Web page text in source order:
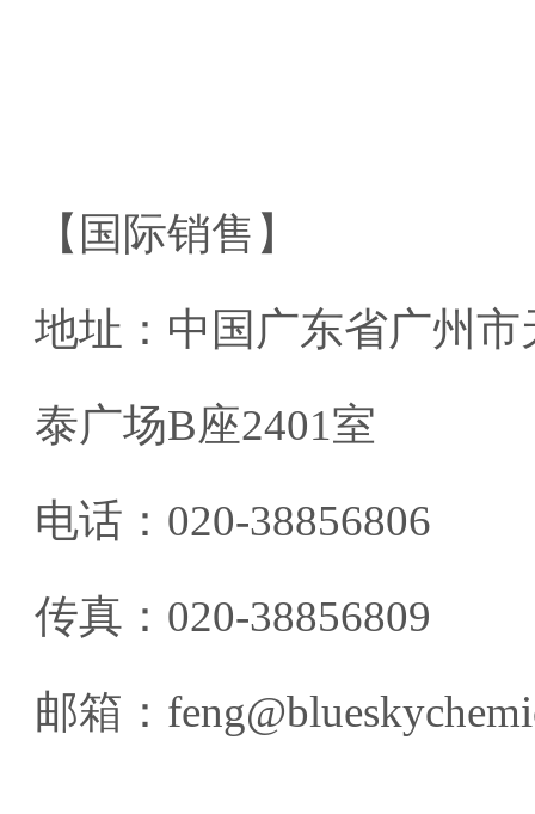
【国际销售】
地址：中国广东省广州
泰广场B座2401室
电话：020-38856806
传真：020-38856809
邮箱：